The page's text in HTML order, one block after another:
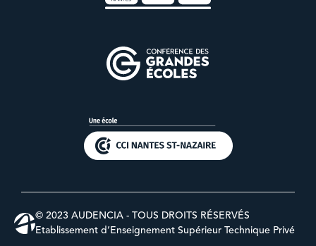
© 2023 AUDENCIA - TOUS DROITS RÉSERVÉS
Etablissement d’Enseignement Supérieur Technique Privé